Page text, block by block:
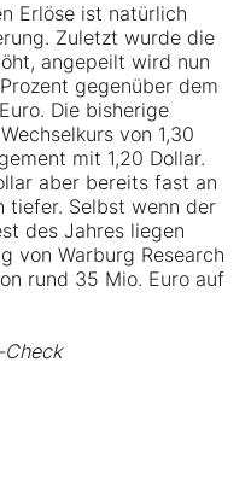
Erlöse ist natürlich
Zuletzt wurde die
angepeilt wird nun
gegenüber dem
Die bisherige
von 1,30
mit 1,20 Dollar.
aber bereits fast an
tiefer. Selbst wenn der
des Jahres liegen
von Warburg Research
rund 35 Mio. Euro auf